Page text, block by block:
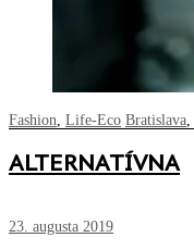
Fashion, Life-Eco Bratislava,
ALTERNATÍVNA
23. augusta 2019